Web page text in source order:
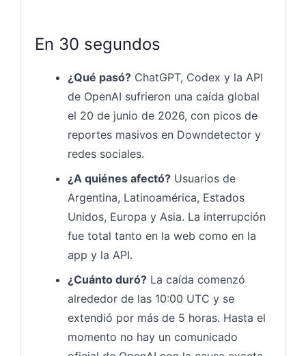
En 30 segundos
¿Qué pasó? ChatGPT, Codex y la API
de OpenAI sufrieron una caída global
el 20 de junio de 2026, con picos de
reportes masivos en Downdetector y
redes sociales.
¿A quiénes afectó? Usuarios de
Argentina, Latinoamérica, Estados
Unidos, Europa y Asia. La interrupción
fue total tanto en la web como en la
app y la API.
¿Cuánto duró? La caída comenzó
alrededor de las 10:00 UTC y se
extendió por más de 5 horas. Hasta el
momento no hay un comunicado